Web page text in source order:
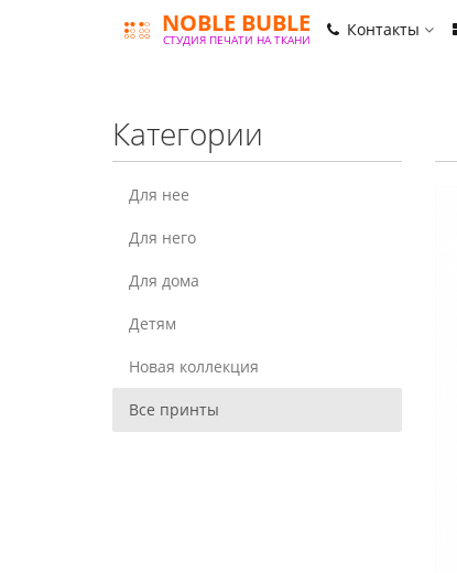
NOBLE BUBLE
СТУДИЯ ПЕЧАТИ НА ТКАНИ Контакты
Категории
Для нее
Для него
Для дома
Детям
Новая коллекция
Все принты